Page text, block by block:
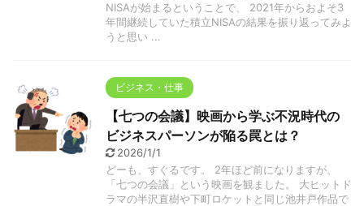
NISAが始まるということで、 2021年からおよそ3
年間継続していた積立NISAの結果を振り返ってみよ
うと思い ...
ビジネス・仕事
【七つの会議】映画から学ぶ不況時代の
ビジネスパーソンが陥る罠とは？
2026/1/1
どーも、すぐるです。 2年ほど前になりますが、
「七つの会議」という映画を観ました。 大ヒットド
ラマの半沢直樹や下町ロケットと同じ池井戸作品で